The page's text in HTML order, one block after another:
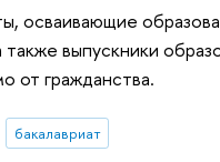
осваивающие
выпускники
от гражданства.
бакалавриат